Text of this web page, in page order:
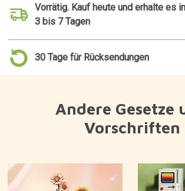
3 bis 7 Tagen
30 Tage für Rücksendungen
Vorschriften